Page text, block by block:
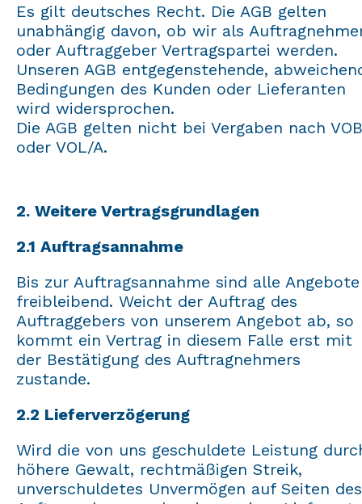
Es gilt deutsches Recht. Die AGB gelten
unabhängig davon, ob wir als
oder Auftraggeber Vertragspartei werden.
Unseren AGB entgegenstehende,
Bedingungen des Kunden oder Lieferanten
wird widersprochen.
Die AGB gelten nicht bei Vergaben nach
oder VOL/A.
2. Weitere Vertragsgrundlagen
2.1 Auftragsannahme
Bis zur Auftragsannahme sind alle Angebote
freibleibend. Weicht der Auftrag des
Auftraggebers von unserem Angebot ab, so
kommt ein Vertrag in diesem Falle erst mit
der Bestätigung des Auftragnehmers
zustande.
2.2 Lieferverzögerung
Wird die von uns geschuldete Leistung
höhere Gewalt, rechtmäßigen Streik,
unverschuldetes Unvermögen auf Seiten des